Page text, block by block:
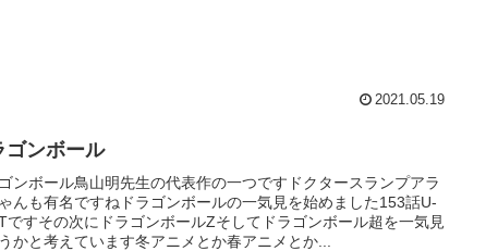
2021.05.19
ゴンボール
ンボール鳥山明先生の代表作の一つですドクタースランプアラ
んも有名ですねドラゴンボールの一気見を始めました153話U-
ですその次にドラゴンボールZそしてドラゴンボール超を一気見
かと考えています冬アニメとか春アニメとか...